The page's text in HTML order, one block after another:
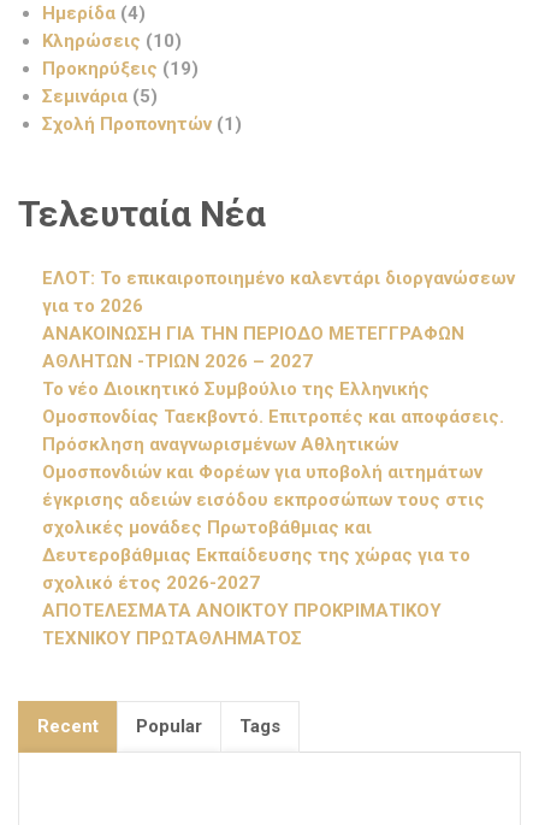
Ημερίδα (4)
Κληρώσεις (10)
Προκηρύξεις (19)
Σεμινάρια (5)
Σχολή Προπονητών (1)
Τελευταία Νέα
ΕΛΟΤ: Το επικαιροποιημένο καλεντάρι διοργανώσεων
για το 2026
ΑΝΑΚΟΙΝΩΣΗ ΓΙΑ ΤΗΝ ΠΕΡΙΟΔΟ ΜΕΤΕΓΓΡΑΦΩΝ
ΑΘΛΗΤΩΝ -ΤΡΙΩΝ 2026 – 2027
Το νέο Διοικητικό Συμβούλιο της Ελληνικής
Ομοσπονδίας Ταεκβοντό. Επιτροπές και αποφάσεις.
Πρόσκληση αναγνωρισμένων Αθλητικών
Ομοσπονδιών και Φορέων για υποβολή αιτημάτων
έγκρισης αδειών εισόδου εκπροσώπων τους στις
σχολικές μονάδες Πρωτοβάθμιας και
Δευτεροβάθμιας Εκπαίδευσης της χώρας για το
σχολικό έτος 2026-2027
ΑΠΟΤΕΛΕΣΜΑΤΑ ΑΝΟΙΚΤΟΥ ΠΡΟΚΡΙΜΑΤΙΚΟΥ
ΤΕΧΝΙΚΟΥ ΠΡΩΤΑΘΛΗΜΑΤΟΣ
Recent Popular Tags